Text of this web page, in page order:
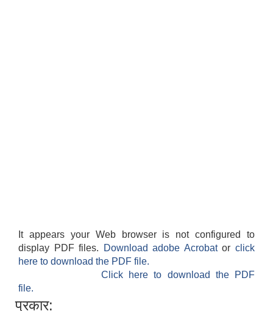
It appears your Web browser is not configured to
display PDF files.
Download adobe Acrobatorclick
here to download the PDF file.
Click here to download the PDF
file.
प्रकार: